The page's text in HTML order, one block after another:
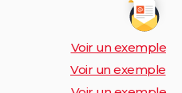
Voir un exemple
Voir un exemple